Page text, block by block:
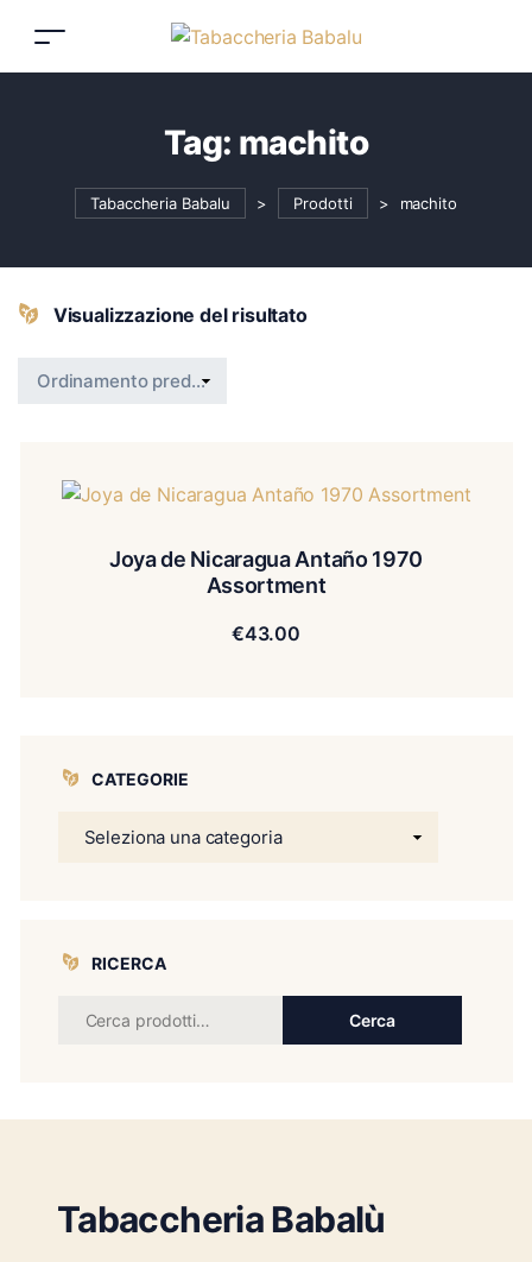
Tag: machito
Tabaccheria Babalu > Prodotti > machito
Visualizzazione del risultato
Joya de Nicaragua Antaño 1970
Assortment
€43.00
CATEGORIE
RICERCA
Cerca
Tabaccheria Babalù